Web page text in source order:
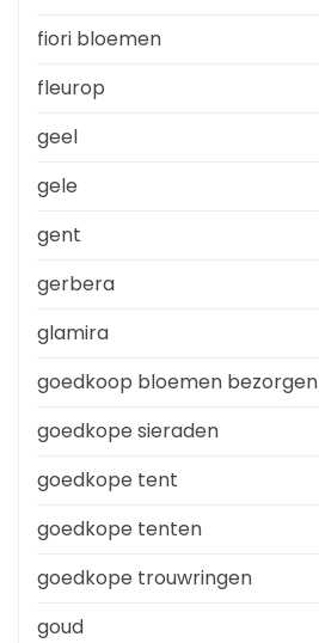
fiori bloemen
fleurop
geel
gele
gent
gerbera
glamira
goedkoop bloemen bezorgen
goedkope sieraden
goedkope tent
goedkope tenten
goedkope trouwringen
goud